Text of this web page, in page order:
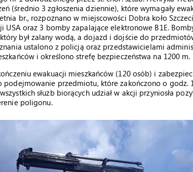
(średnio 3 zgłoszenia dziennie), które wymagały
br., rozpoznano w miejscowości Dobra koło
USA oraz 3 bomby zapalające elektronowe B1E.
był zalany wodą, a dojazd i dojście do
ustalono z policją oraz przedstawicielami
i określono strefę bezpieczeństwa na 1200 m.
ewakuacji mieszkańców (120 osób) i
podejmowanie przedmiotu, które zakończono o godz.
służb biorących udział w akcji przyniosła
poligonu.